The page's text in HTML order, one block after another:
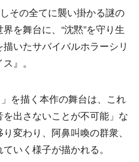
その全てに襲い掛かる謎の
を舞台に、“沈黙”を守り生
いたサバイバルホラーシリ
』。
を描く本作の舞台は、これ
出さないことが不可能」な
変わり、阿鼻叫喚の群衆、
いく様子が描かれる。